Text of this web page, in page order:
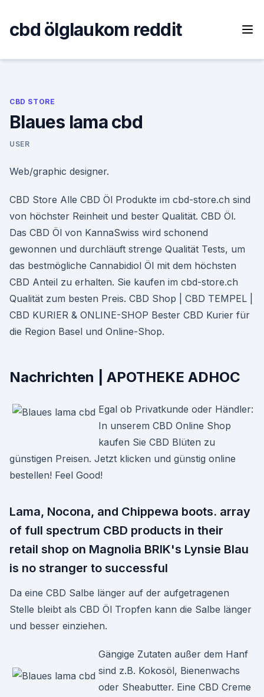
content
cbd ölglaukom reddit
CBD STORE
Blaues lama cbd
USER
Web/graphic designer.
CBD Store Alle CBD Öl Produkte im cbd-store.ch sind
von höchster Reinheit und bester Qualität. CBD Öl.
Das CBD Öl von KannaSwiss wird schonend
gewonnen und durchläuft strenge Qualität Tests, um
das bestmögliche Cannabidiol Öl mit dem höchsten
CBD Anteil zu erhalten. Sie kaufen im cbd-store.ch
Qualität zum besten Preis. CBD Shop | CBD TEMPEL |
CBD KURIER & ONLINE-SHOP Bester CBD Kurier für
die Region Basel und Online-Shop.
Nachrichten | APOTHEKE ADHOC
Egal ob Privatkunde oder Händler:
In unserem CBD Online Shop
kaufen Sie CBD Blüten zu
günstigen Preisen. Jetzt klicken und günstig online
bestellen! Feel Good!
Lama, Nocona, and Chippewa boots. array
of full spectrum CBD products in their
retail shop on Magnolia BRIK's Lynsie Blau
is no stranger to successful
Da eine CBD Salbe länger auf der aufgetragenen
Stelle bleibt als CBD Öl Tropfen kann die Salbe länger
und besser einziehen.
Gängige Zutaten außer dem Hanf
sind z.B. Kokosöl, Bienenwachs
oder Sheabutter. Eine CBD Creme